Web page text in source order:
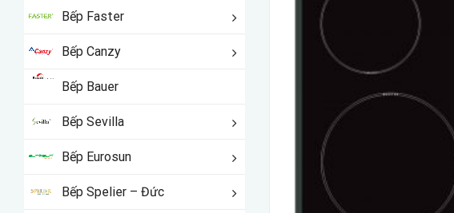
Bếp Faster
Bếp Canzy
Bếp Bauer
Bếp Sevilla
Bếp Eurosun
Bếp Spelier – Đức